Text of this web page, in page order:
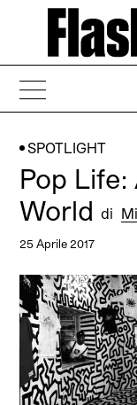
SPOTLIGHT
Pop
Worlddi
25 Aprile 2017